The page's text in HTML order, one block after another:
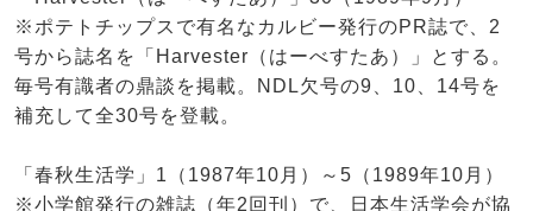
※ポテトチップスで有名なカルビー発行のPR誌で、2
号から誌名を「Harvester（はーべすたあ）」とする。
毎号有識者の鼎談を掲載。NDL欠号の9、10、14号を
補充して全30号を登載。
「春秋生活学」1（1987年10月）～5（1989年10月）
※小学館発行の雑誌（年2回刊）で、日本生活学会が協